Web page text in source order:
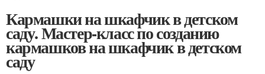
Кармашки на шкафчик в детском
саду. Мастер-класс по созданию
кармашков на шкафчик в детском
саду